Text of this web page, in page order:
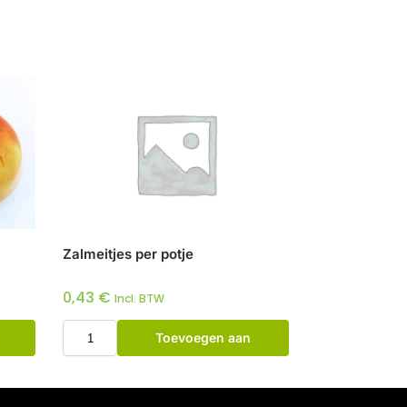
Zalmeitjes per potje
0,43 € Incl. BTW
Toevoegen aan